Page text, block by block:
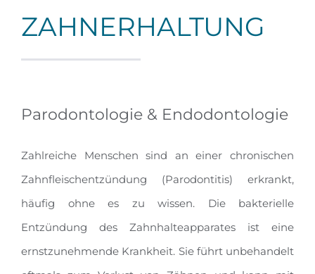
ZAHNERHALTUNG
Parodontologie & Endodontologie
Zahlreiche Menschen sind an einer chronischen
Zahnfleischentzündung (Parodontitis) erkrankt,
häufig ohne es zu wissen. Die bakterielle
Entzündung des Zahnhalteapparates ist eine
ernstzunehmende Krankheit. Sie führt unbehandelt